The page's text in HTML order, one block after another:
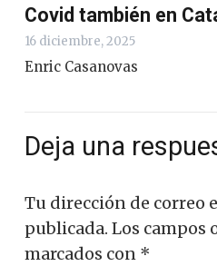
Covid también en
16 diciembre, 2025
Enric Casanovas
Deja una
Tu dirección de correo
publicada. Los campos
marcados con *